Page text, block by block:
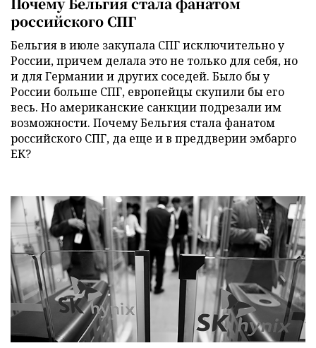
российского СПГ
Бельгия в июле закупала СПГ исключительно у
России, причем делала это не только для себя, но
и для Германии и других соседей. Было бы у
России больше СПГ, европейцы скупили бы его
весь. Но американские санкции подрезали им
возможности. Почему Бельгия стала фанатом
российского СПГ, да еще и в преддверии эмбарго
ЕК?